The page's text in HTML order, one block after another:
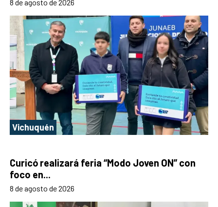
8 de agosto de 2026
Vichuquén
Curicó realizará feria “Modo Joven ON” con
foco en...
8 de agosto de 2026